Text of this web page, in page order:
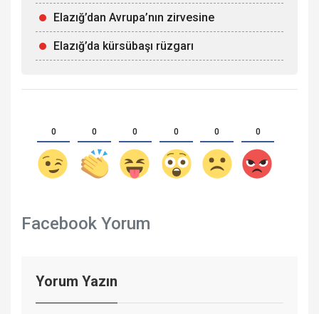
Elazığ’dan Avrupa’nın zirvesine
Elazığ’da kürsübaşı rüzgarı
0 0 0 0 0 0
Facebook Yorum
Yorum Yazın